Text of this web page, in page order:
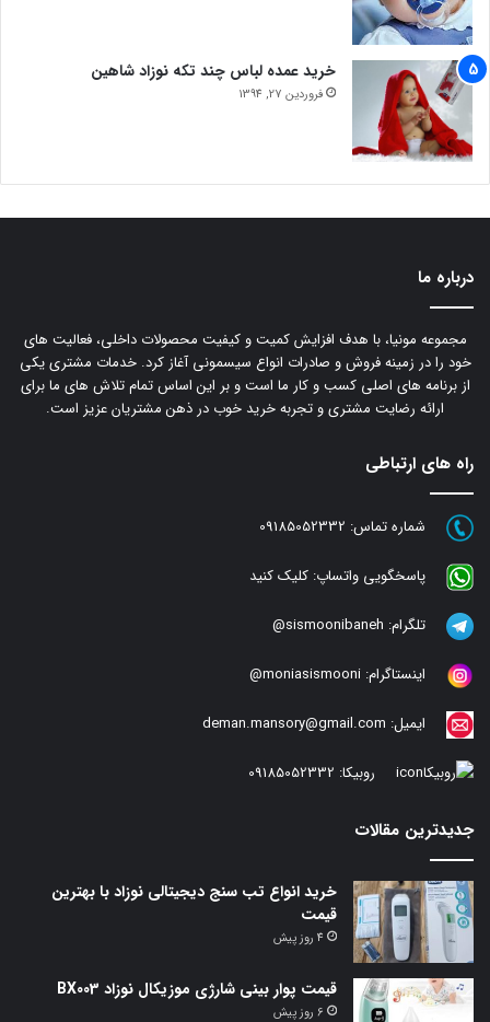
خرید عمده لباس چند تکه نوزاد شاهین
فروردین 27, 1394
درباره ما
مجموعه مونیا، با هدف افزایش کمیت و کیفیت محصولات داخلی، فعالیت های
خود را در زمینه فروش و صادرات انواع سیسمونی آغاز کرد. خدمات مشتری یکی
از برنامه های اصلی کسب و کار ما است و بر این اساس تمام تلاش های ما برای
ارائه رضایت مشتری و تجربه خرید خوب در ذهن مشتریان عزیز است.
راه های ارتباطی
شماره تماس: 09185052332
پاسخگویی واتساپ: کلیک کنید
تلگرام: sismoonibaneh@
اینستاگرام: moniasismooni@
ایمیل: deman.mansory@gmail.com
روبیکا: 09185052332
جدیدترین مقالات
خرید انواع تب سنج دیجیتالی نوزاد با بهترین
قیمت
4 روز پیش
قیمت پوار بینی شارژی موزیکال نوزاد BX003
6 روز پیش